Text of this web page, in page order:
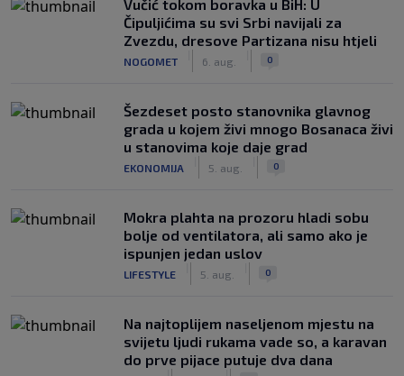
Vučić tokom boravka u BiH: U
Čipuljićima su svi Srbi navijali za
Zvezdu, dresove Partizana nisu htjeli
NOGOMET 6. aug. 0
Šezdeset posto stanovnika glavnog
grada u kojem živi mnogo Bosanaca živi
u stanovima koje daje grad
EKONOMIJA 5. aug. 0
Mokra plahta na prozoru hladi sobu
bolje od ventilatora, ali samo ako je
ispunjen jedan uslov
LIFESTYLE 5. aug. 0
Na najtoplijem naseljenom mjestu na
svijetu ljudi rukama vade so, a karavan
do prve pijace putuje dva dana